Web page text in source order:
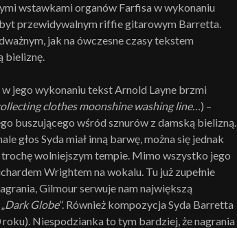
wstawkami organów Farfisa w wykonaniu
przewidywalnym riffie gitarowym Barretta.
jak na ówczesne czasy tekstem
bieliznę.
jego wykonaniu tekst Arnold Layne brzmi
clothesmoonshine washing line…) –
buszującego wśród sznurów z damską bielizną.
głos Syda miał inną barwę, można się jednak
wolniejszym tempie. Mimo wszystko jego
Wrightem na wokalu. Tu już zupełnie
Gilmour serwuje nam największą
Dark Globe”. Również kompozycja Syda Barretta
Niespodzianka to tym bardziej, że nagrania